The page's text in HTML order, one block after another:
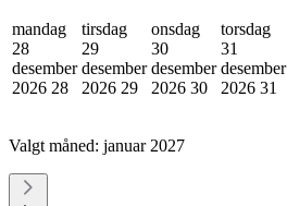
mandag
28
desember
2026 28
tirsdag
29
desember
2026 29
onsdag
30
desember
2026 30
torsdag
31
desember
2026 31
Valgt måned: januar 2027